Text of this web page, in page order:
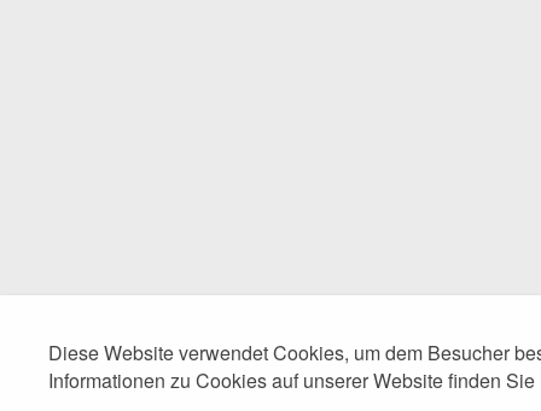
Diese Website verwendet Cookies, um dem Besucher
Informationen zu Cookies auf unserer Website finden